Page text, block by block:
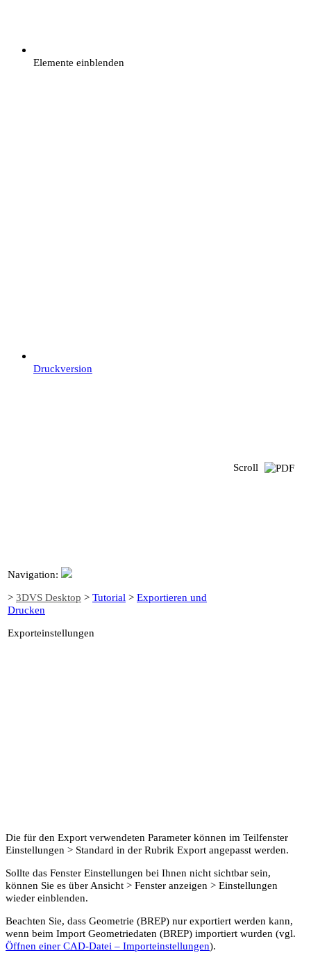
Elemente einblenden
Druckversion
Navigation:
> 3DVS Desktop > Tutorial > Exportieren und
Drucken
Exporteinstellungen
Scroll
Die für den Export verwendeten Parameter können im Teilfenster
Einstellungen > Standard in der Rubrik Export angepasst werden.
Sollte das Fenster Einstellungen bei Ihnen nicht sichtbar sein,
können Sie es über Ansicht > Fenster anzeigen > Einstellungen
wieder einblenden.
Beachten Sie, dass Geometrie (BREP) nur exportiert werden kann,
wenn beim Import Geometriedaten (BREP) importiert wurden (vgl.
Öffnen einer CAD-Datei – Importeinstellungen).